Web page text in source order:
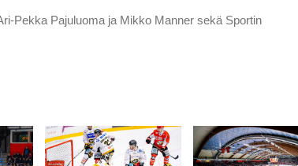
Pekka Pajuluoma ja Mikko Manner sekä Sportin